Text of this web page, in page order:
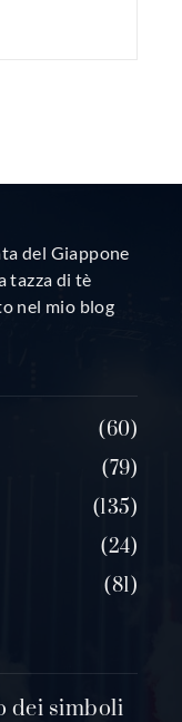
del Giappone
tazza di tè
nel mio blog
60
79
135
24
81
dei simboli